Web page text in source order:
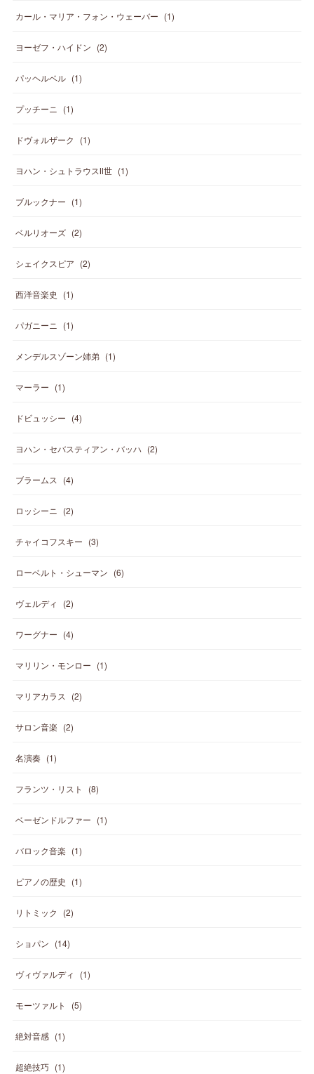
カール・マリア・フォン・ウェーバー (1)
ヨーゼフ・ハイドン (2)
パッヘルベル (1)
プッチーニ (1)
ドヴォルザーク (1)
ヨハン・シュトラウスⅡ世 (1)
ブルックナー (1)
ベルリオーズ (2)
シェイクスピア (2)
西洋音楽史 (1)
パガニーニ (1)
メンデルスゾーン姉弟 (1)
マーラー (1)
ドビュッシー (4)
ヨハン・セバスティアン・バッハ (2)
ブラームス (4)
ロッシーニ (2)
チャイコフスキー (3)
ローベルト・シューマン (6)
ヴェルディ (2)
ワーグナー (4)
マリリン・モンロー (1)
マリアカラス (2)
サロン音楽 (2)
名演奏 (1)
フランツ・リスト (8)
ベーゼンドルファー (1)
バロック音楽 (1)
ピアノの歴史 (1)
リトミック (2)
ショパン (14)
ヴィヴァルディ (1)
モーツァルト (5)
絶対音感 (1)
超絶技巧 (1)